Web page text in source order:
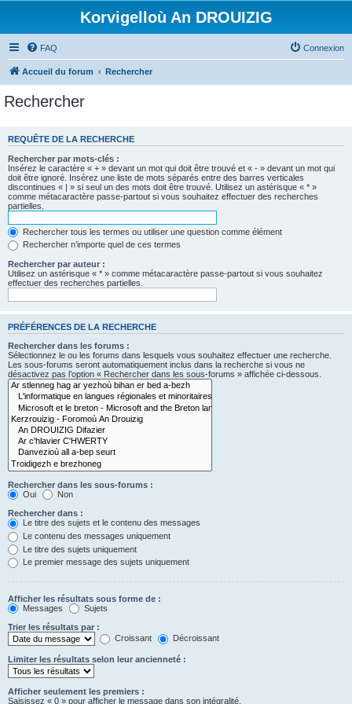
Korvigelloù An DROUIZIG
FAQ Connexion
Accueil du forum Rechercher
Rechercher
REQUÊTE DE LA RECHERCHE
Rechercher par mots-clés :
Insérez le caractère « + » devant un mot qui doit être trouvé et « - » devant un mot qui
doit être ignoré. Insérez une liste de mots séparés entre des barres verticales
discontinues « | » si seul un des mots doit être trouvé. Utilisez un astérisque « * »
comme métacaractère passe-partout si vous souhaitez effectuer des recherches
partielles.
Rechercher tous les termes ou utiliser une question comme élément
Rechercher n’importe quel de ces termes
Rechercher par auteur :
Utilisez un astérisque « * » comme métacaractère passe-partout si vous souhaitez
effectuer des recherches partielles.
PRÉFÉRENCES DE LA RECHERCHE
Rechercher dans les forums :
Sélectionnez le ou les forums dans lesquels vous souhaitez effectuer une recherche.
Les sous-forums seront automatiquement inclus dans la recherche si vous ne
désactivez pas l’option « Rechercher dans les sous-forums » affichée ci-dessous.
Rechercher dans les sous-forums :
Oui
Non
Rechercher dans :
Le titre des sujets et le contenu des messages
Le contenu des messages uniquement
Le titre des sujets uniquement
Le premier message des sujets uniquement
Afficher les résultats sous forme de :
Messages
Sujets
Trier les résultats par :
Croissant
Décroissant
Limiter les résultats selon leur ancienneté :
Afficher seulement les premiers :
Saisissez « 0 » pour afficher le message dans son intégralité.